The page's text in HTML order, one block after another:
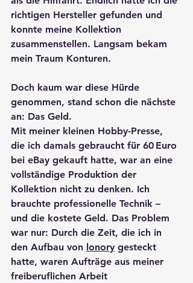
richtigen Hersteller gefunden und
konnte meine Kollektion
zusammenstellen. Langsam bekam
mein Traum Konturen.
Doch kaum war diese Hürde
genommen, stand schon die nächste
an: Das Geld.
Mit meiner kleinen Hobby-Presse,
die ich damals gebraucht für 60 Euro
bei eBay gekauft hatte, war an eine
vollständige Produktion der
Kollektion nicht zu denken. Ich
brauchte professionelle Technik –
und die kostete Geld. Das Problem
war nur: Durch die Zeit, die ich in
den Aufbau von lonory gesteckt
hatte, waren Aufträge aus meiner
freiberuflichen Arbeit